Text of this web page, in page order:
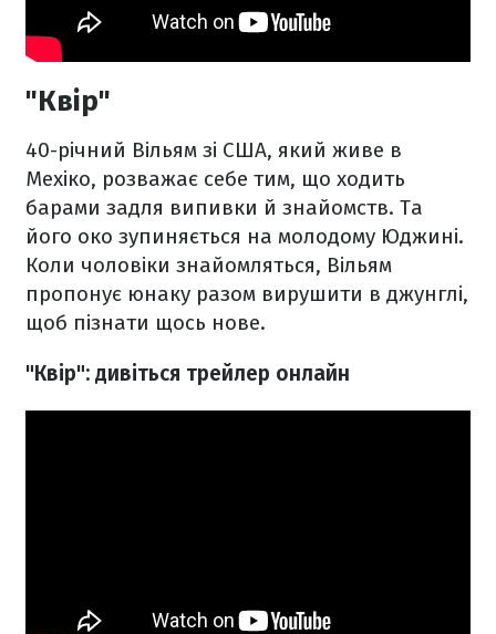
"Квір"
40-річний Вільям зі США, який живе в
Мехіко, розважає себе тим, що ходить
барами задля випивки й знайомств. Та
його око зупиняється на молодому Юджині.
Коли чоловіки знайомляться, Вільям
пропонує юнаку разом вирушити в джунглі,
щоб пізнати щось нове.
"Квір": дивіться трейлер онлайн